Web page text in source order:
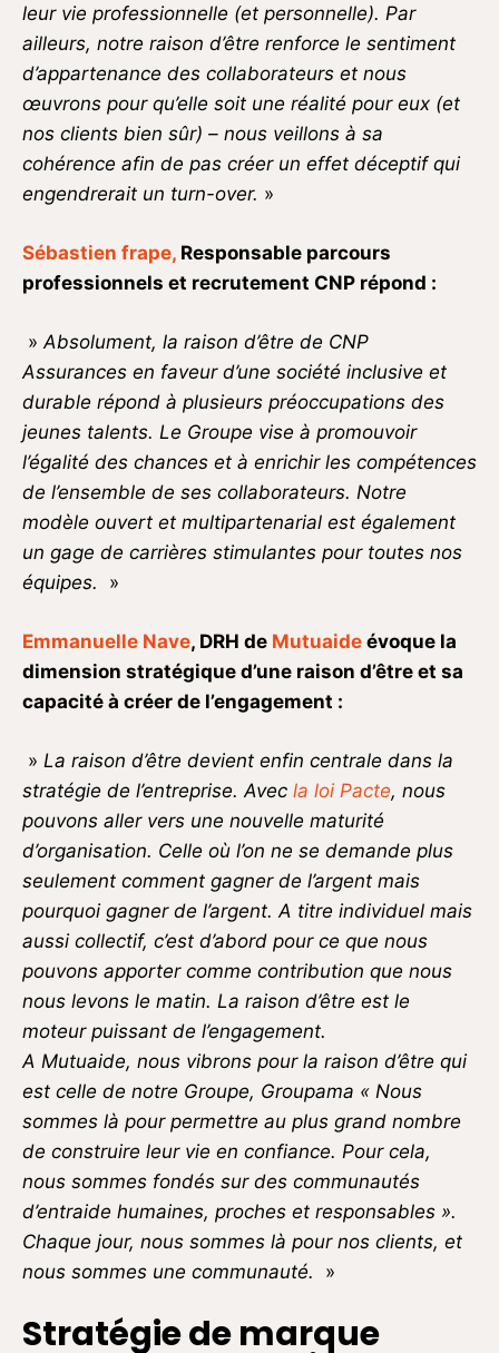
leur vie professionnelle (et personnelle). Par
ailleurs, notre raison d’être renforce le sentiment
d’appartenance des collaborateurs et nous
œuvrons pour qu’elle soit une réalité pour eux (et
nos clients bien sûr) – nous veillons à sa
cohérence afin de pas créer un effet déceptif qui
engendrerait un turn-over. »
Sébastien frape, Responsable parcours
professionnels et recrutement CNP répond :
» Absolument, la raison d’être de CNP
Assurances en faveur d’une société inclusive et
durable répond à plusieurs préoccupations des
jeunes talents. Le Groupe vise à promouvoir
l’égalité des chances et à enrichir les compétences
de l’ensemble de ses collaborateurs. Notre
modèle ouvert et multipartenarial est également
un gage de carrières stimulantes pour toutes nos
équipes. »
Emmanuelle Nave, DRH de Mutuaide évoque la
dimension stratégique d’une raison d’être et sa
capacité à créer de l’engagement :
» La raison d’être devient enfin centrale dans la
stratégie de l’entreprise. Avec la loi Pacte, nous
pouvons aller vers une nouvelle maturité
d’organisation. Celle où l’on ne se demande plus
seulement comment gagner de l’argent mais
pourquoi gagner de l’argent. A titre individuel mais
aussi collectif, c’est d’abord pour ce que nous
pouvons apporter comme contribution que nous
nous levons le matin. La raison d’être est le
moteur puissant de l’engagement.
A Mutuaide, nous vibrons pour la raison d’être qui
est celle de notre Groupe, Groupama « Nous
sommes là pour permettre au plus grand nombre
de construire leur vie en confiance. Pour cela,
nous sommes fondés sur des communautés
d’entraide humaines, proches et responsables ».
Chaque jour, nous sommes là pour nos clients, et
nous sommes une communauté. »
Stratégie de marque